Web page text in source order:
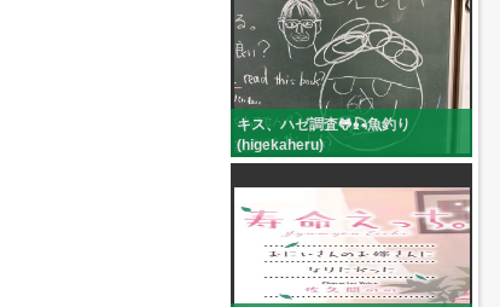
キス、ハゼ調査🐸🎣魚釣り
(higekaheru)